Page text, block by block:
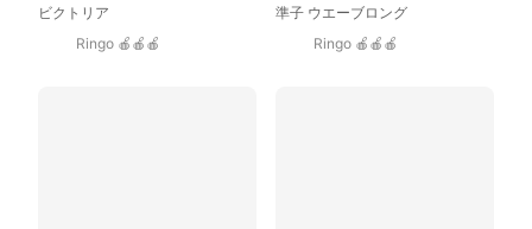
ビクトリア
Ringo 🍎🍎🍎
準子 ウエーブロング
Ringo 🍎🍎🍎